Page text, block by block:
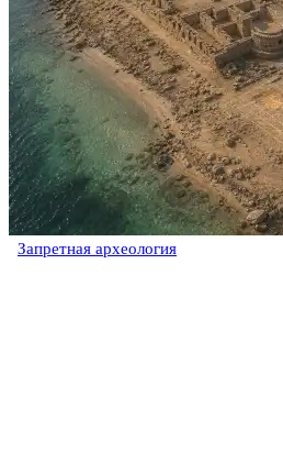
Запретная археология